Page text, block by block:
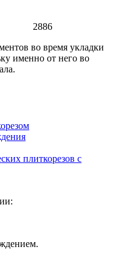
2886
во время укладки
именно от него во
плиткорезов с